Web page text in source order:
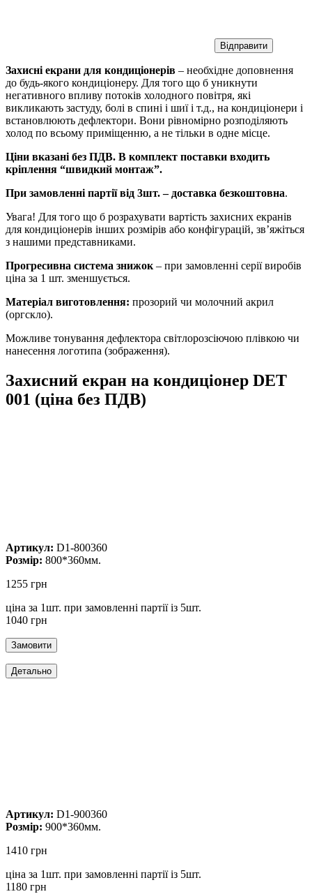
Захисні екрани для кондиціонерів – необхідне доповнення
до будь-якого кондиціонеру. Для того що б уникнути
негативного впливу потоків холодного повітря, які
викликають застуду, болі в спині і шиї і т.д., на кондиціонери і
встановлюють дефлектори. Вони рівномірно розподіляють
холод по всьому приміщенню, а не тільки в одне місце.
Ціни вказані без ПДВ. В комплект поставки входить
кріплення “швидкий монтаж”.
При замовленні партії від 3шт. – доставка безкоштовна.
Увага! Для того що б розрахувати вартість захисних екранів
для кондиціонерів інших розмірів або конфігурацій, зв’яжіться
з нашими представниками.
Прогресивна система знижок – при замовленні серії виробів
ціна за 1 шт. зменшується.
Матеріал виготовлення: прозорий чи молочний акрил
(оргскло).
Можливе тонування дефлектора світлорозсіючою плівкою чи
нанесення логотипа (зображення).
Захисний екран на кондиціонер DET
001 (ціна без ПДВ)
Артикул: D1-800360
Розмір: 800*360мм.
1255 грн
ціна за 1шт. при замовленні партії із 5шт.
1040 грн
Артикул: D1-900360
Розмір: 900*360мм.
1410 грн
ціна за 1шт. при замовленні партії із 5шт.
1180 грн